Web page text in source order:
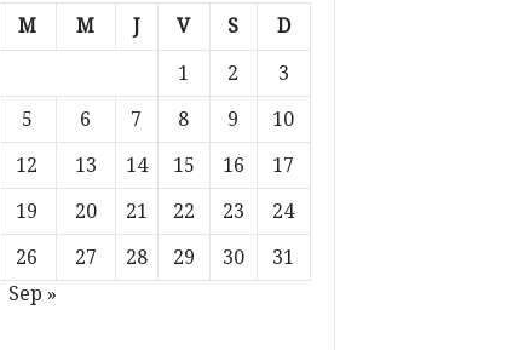
M M J V S D
1 2
3
5 6 7 8 9
10
12 13 14 15 16
17
19 20 21 22 23
24
26 27 28 29 30
31
Sep »